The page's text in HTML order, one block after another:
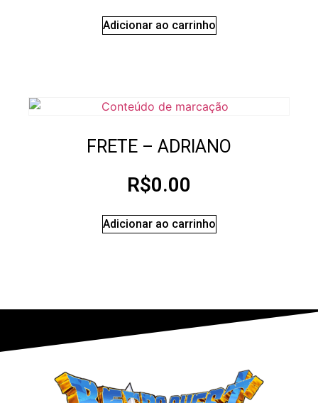
Adicionar ao carrinho
FRETE – ADRIANO
R$0.00
Adicionar ao carrinho